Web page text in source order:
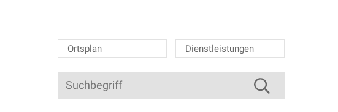
Ortsplan Dienstleistungen
Suchbegriff Suche starten